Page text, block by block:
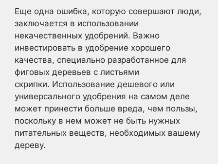
Еще одна ошибка, которую совершают люди,
заключается в использовании
некачественных удобрений. Важно
инвестировать в удобрение хорошего
качества, специально разработанное для
фиговых деревьев с листьями
скрипки. Использование дешевого или
универсального удобрения на самом деле
может принести больше вреда, чем пользы,
поскольку в нем может не быть нужных
питательных веществ, необходимых вашему
дереву.